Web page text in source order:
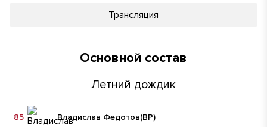
Трансляция
Основной состав
Летний дождик
Владислав Федотов(ВР)
85